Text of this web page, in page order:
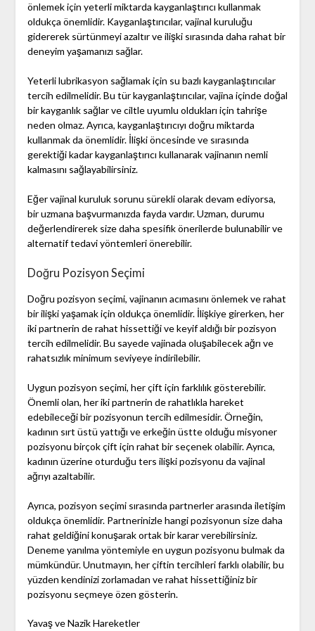
önlemek için yeterli miktarda kayganlaştırıcı kullanmak
oldukça önemlidir. Kayganlaştırıcılar, vajinal kuruluğu
gidererek sürtünmeyi azaltır ve ilişki sırasında daha rahat bir
deneyim yaşamanızı sağlar.
Yeterli lubrikasyon sağlamak için su bazlı kayganlaştırıcılar
tercih edilmelidir. Bu tür kayganlaştırıcılar, vajina içinde doğal
bir kayganlık sağlar ve ciltle uyumlu oldukları için tahrişe
neden olmaz. Ayrıca, kayganlaştırıcıyı doğru miktarda
kullanmak da önemlidir. İlişki öncesinde ve sırasında
gerektiği kadar kayganlaştırıcı kullanarak vajinanın nemli
kalmasını sağlayabilirsiniz.
Eğer vajinal kuruluk sorunu sürekli olarak devam ediyorsa,
bir uzmana başvurmanızda fayda vardır. Uzman, durumu
değerlendirerek size daha spesifik önerilerde bulunabilir ve
alternatif tedavi yöntemleri önerebilir.
Doğru Pozisyon Seçimi
Doğru pozisyon seçimi, vajinanın acımasını önlemek ve rahat
bir ilişki yaşamak için oldukça önemlidir. İlişkiye girerken, her
iki partnerin de rahat hissettiği ve keyif aldığı bir pozisyon
tercih edilmelidir. Bu sayede vajinada oluşabilecek ağrı ve
rahatsızlık minimum seviyeye indirilebilir.
Uygun pozisyon seçimi, her çift için farklılık gösterebilir.
Önemli olan, her iki partnerin de rahatlıkla hareket
edebileceği bir pozisyonun tercih edilmesidir. Örneğin,
kadının sırt üstü yattığı ve erkeğin üstte olduğu misyoner
pozisyonu birçok çift için rahat bir seçenek olabilir. Ayrıca,
kadının üzerine oturduğu ters ilişki pozisyonu da vajinal
ağrıyı azaltabilir.
Ayrıca, pozisyon seçimi sırasında partnerler arasında iletişim
oldukça önemlidir. Partnerinizle hangi pozisyonun size daha
rahat geldiğini konuşarak ortak bir karar verebilirsiniz.
Deneme yanılma yöntemiyle en uygun pozisyonu bulmak da
mümkündür. Unutmayın, her çiftin tercihleri farklı olabilir, bu
yüzden kendinizi zorlamadan ve rahat hissettiğiniz bir
pozisyonu seçmeye özen gösterin.
Yavaş ve Nazik Hareketler